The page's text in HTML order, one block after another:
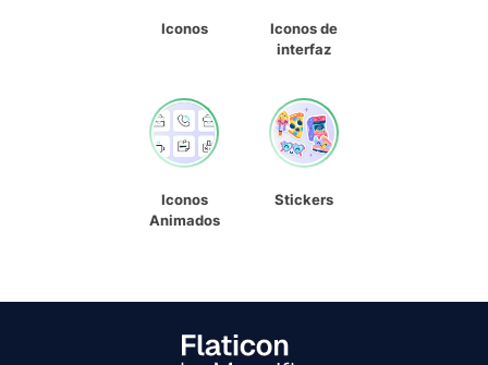
Iconos
Iconos de
interfaz
Iconos
Animados
Stickers